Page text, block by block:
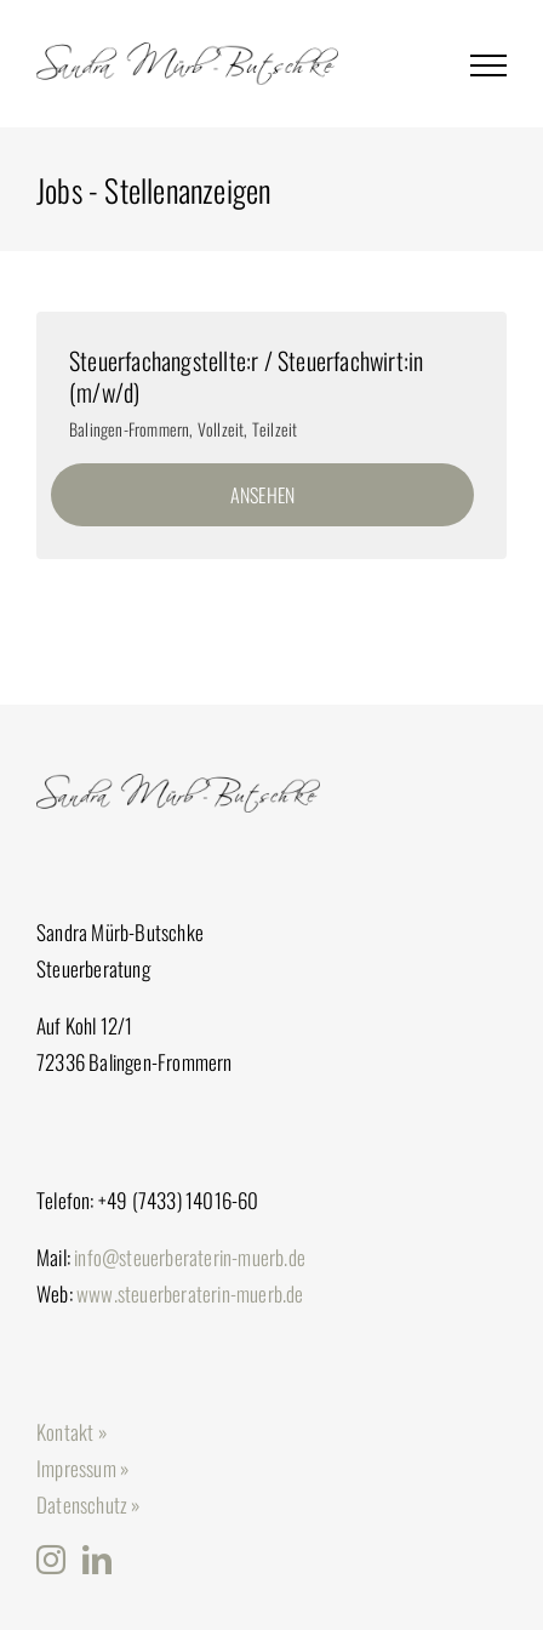
springen
Jobs - Stellenanzeigen
Steuerfachangstellte:r / Steuerfachwirt:in
(m/w/d)
Balingen-Frommern, Vollzeit, Teilzeit
ANSEHEN
Sandra Mürb-Butschke
Steuerberatung
Auf Kohl 12/1
72336 Balingen-Frommern
Telefon: +49 (7433) 14016-60
Mail:info@steuerberaterin-muerb.de
Web:www.steuerberaterin-muerb.de
Kontakt »
Impressum »
Datenschutz »